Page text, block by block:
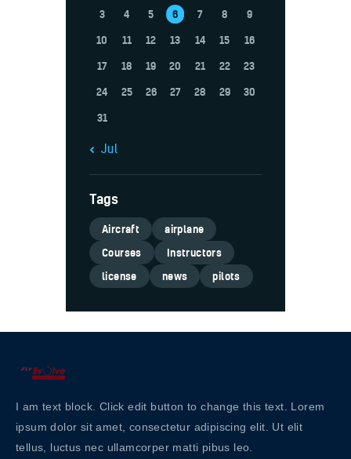
3
4 5 6 7 8
9
10
11 12 13 14 15
16
17
18 19 20 21 22
23
24
25 26 27 28 29
30
31
« Jul
Tags
Aircraft
airplane
Courses
Instructors
license
news pilots
I am text block. Click edit button to change this text. Lorem
ipsum dolor sit amet, consectetur adipiscing elit. Ut elit
tellus, luctus nec ullamcorper matti pibus leo.